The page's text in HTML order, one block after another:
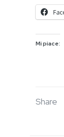
Mi piace:
Share